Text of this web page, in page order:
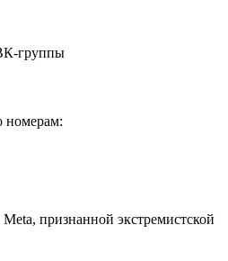
группы
номерам:
признанной экстремистской